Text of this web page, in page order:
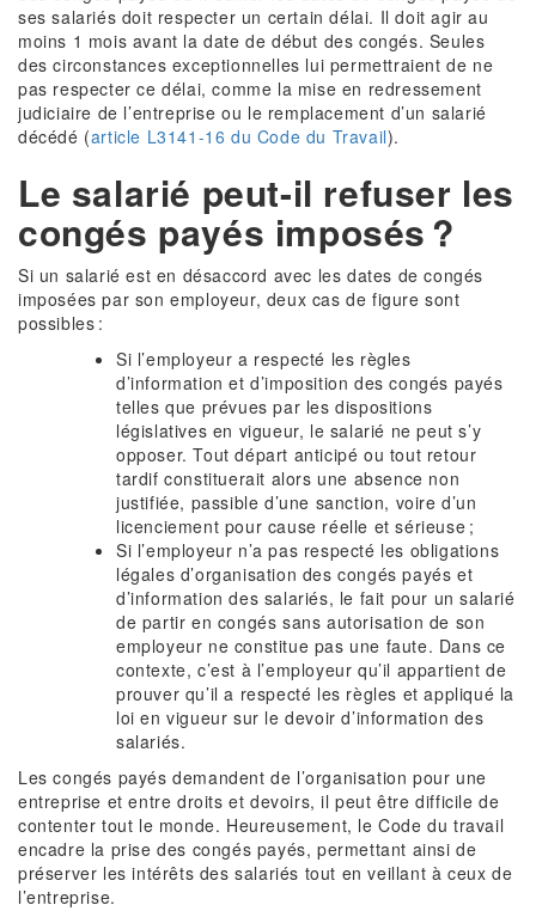
ses salariés doit respecter un certain délai. Il doit agir au
moins 1 mois avant la date de début des congés. Seules
des circonstances exceptionnelles lui permettraient de ne
pas respecter ce délai, comme la mise en redressement
judiciaire de l’entreprise ou le remplacement d’un salarié
décédé (article L3141-16 du Code du Travail).
Le salarié peut-il refuser les
congés payés imposés ?
Si un salarié est en désaccord avec les dates de congés
imposées par son employeur, deux cas de figure sont
possibles :
Si l’employeur a respecté les règles
d’information et d’imposition des congés payés
telles que prévues par les dispositions
législatives en vigueur, le salarié ne peut s’y
opposer. Tout départ anticipé ou tout retour
tardif constituerait alors une absence non
justifiée, passible d’une sanction, voire d’un
licenciement pour cause réelle et sérieuse ;
Si l’employeur n’a pas respecté les obligations
légales d’organisation des congés payés et
d’information des salariés, le fait pour un salarié
de partir en congés sans autorisation de son
employeur ne constitue pas une faute. Dans ce
contexte, c’est à l’employeur qu’il appartient de
prouver qu’il a respecté les règles et appliqué la
loi en vigueur sur le devoir d’information des
salariés.
Les congés payés demandent de l’organisation pour une
entreprise et entre droits et devoirs, il peut être difficile de
contenter tout le monde. Heureusement, le Code du travail
encadre la prise des congés payés, permettant ainsi de
préserver les intérêts des salariés tout en veillant à ceux de
l’entreprise.